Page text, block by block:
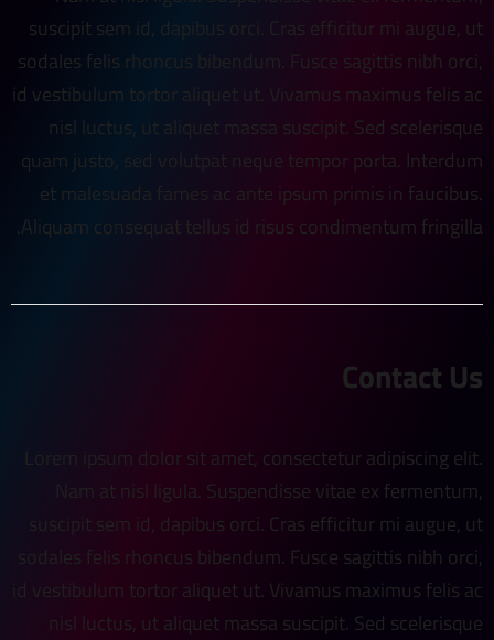
suscipit sem id, dapibus orci. Cras efficitur mi augue, ut
sodales felis rhoncus bibendum. Fusce sagittis nibh orci,
id vestibulum tortor aliquet ut. Vivamus maximus felis ac
nisl luctus, ut aliquet massa suscipit. Sed scelerisque
quam justo, sed volutpat neque tempor porta. Interdum
et malesuada fames ac ante ipsum primis in faucibus.
Aliquam consequat tellus id risus condimentum fringilla.
Contact Us
Lorem ipsum dolor sit amet, consectetur adipiscing elit.
Nam at nisl ligula. Suspendisse vitae ex fermentum,
suscipit sem id, dapibus orci. Cras efficitur mi augue, ut
sodales felis rhoncus bibendum. Fusce sagittis nibh orci,
id vestibulum tortor aliquet ut. Vivamus maximus felis ac
nisl luctus, ut aliquet massa suscipit. Sed scelerisque